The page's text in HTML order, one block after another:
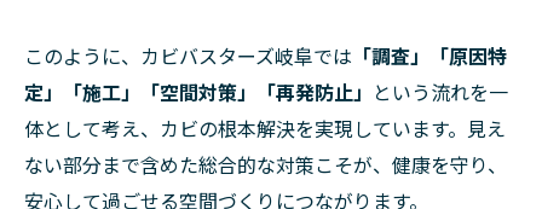
このように、カビバスターズ岐阜では 「調査」「原因特
定」「施工」「空間対策」「再発防止」 という流れを一
体として考え、カビの根本解決を実現しています。見え
ない部分まで含めた総合的な対策こそが、健康を守り、
安心して過ごせる空間づくりにつながります。